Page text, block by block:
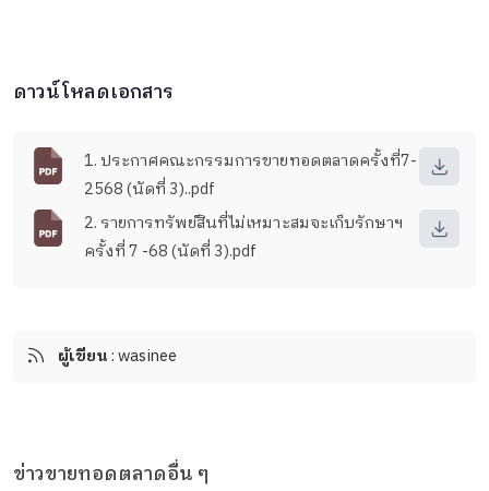
ดาวน์โหลดเอกสาร
1. ประกาศคณะกรรมการขายทอดตลาดครั้งที่่7-
2568 (นัดที่ 3)..pdf
2. รายการทรัพย์สินที่ไม่เหมาะสมจะเก็บรักษาฯ
ครั้งที่ 7 -68 (นัดที่ 3).pdf
ผู้เขียน: wasinee
ข่าวขายทอดตลาดอื่น ๆ